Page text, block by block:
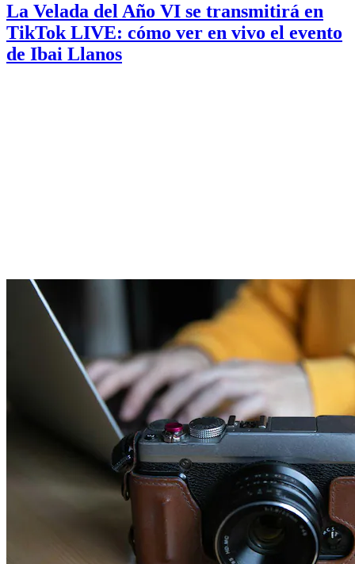
La Velada del Año VI se transmitirá en
TikTok LIVE: cómo ver en vivo el evento
de Ibai Llanos